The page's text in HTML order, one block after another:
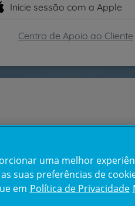
Inicie sessão com a Apple
Centro de Apoio ao Cliente
uma melhor
suas preferências de
em Política de Privacidade